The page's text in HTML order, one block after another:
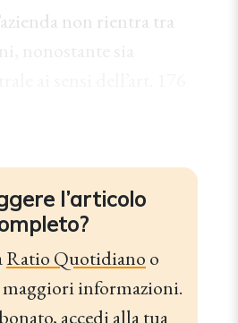
non rientra tra
l’articolo
Ratio Quotidiano o
maggiori informazioni.
accedi alla tua